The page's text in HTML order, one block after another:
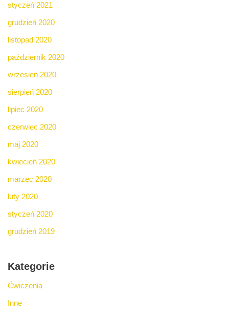
styczeń 2021
grudzień 2020
listopad 2020
październik 2020
wrzesień 2020
sierpień 2020
lipiec 2020
czerwiec 2020
maj 2020
kwiecień 2020
marzec 2020
luty 2020
styczeń 2020
grudzień 2019
Kategorie
Ćwiczenia
Inne